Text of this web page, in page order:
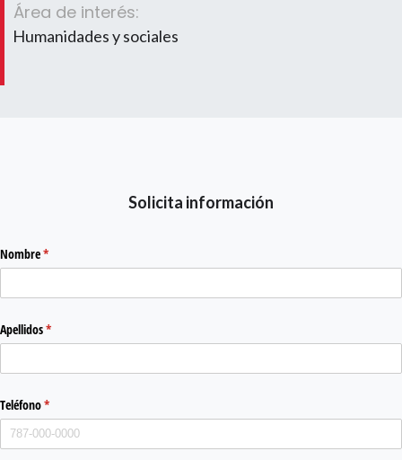
Área de interés:
Humanidades y sociales
Solicita información
Nombre*
(required)
Apellidos*
(required)
Teléfono*
(required)